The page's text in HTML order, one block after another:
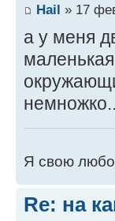
Hail » 17
а у меня
Я свою
Re: на